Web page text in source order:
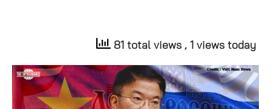
81 total views , 1 views today